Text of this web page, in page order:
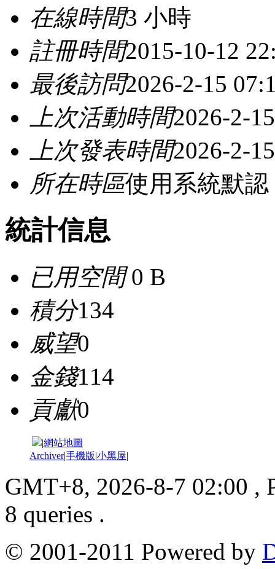
在線時間3 小時
註冊時間2015-10-12
最後訪問2026-2-15
上次活動時間2026-2-
上次發表時間2026-2-
所在時區使用系統默認
統計信息
已用空間0 B
積分134
威望0
金錢114
貢獻0
|網站地圖
Archiver|手機版|小黑屋|
GMT+8, 2026-8-7 02:00 ,
8 queries .
© 2001-2011 Powered by